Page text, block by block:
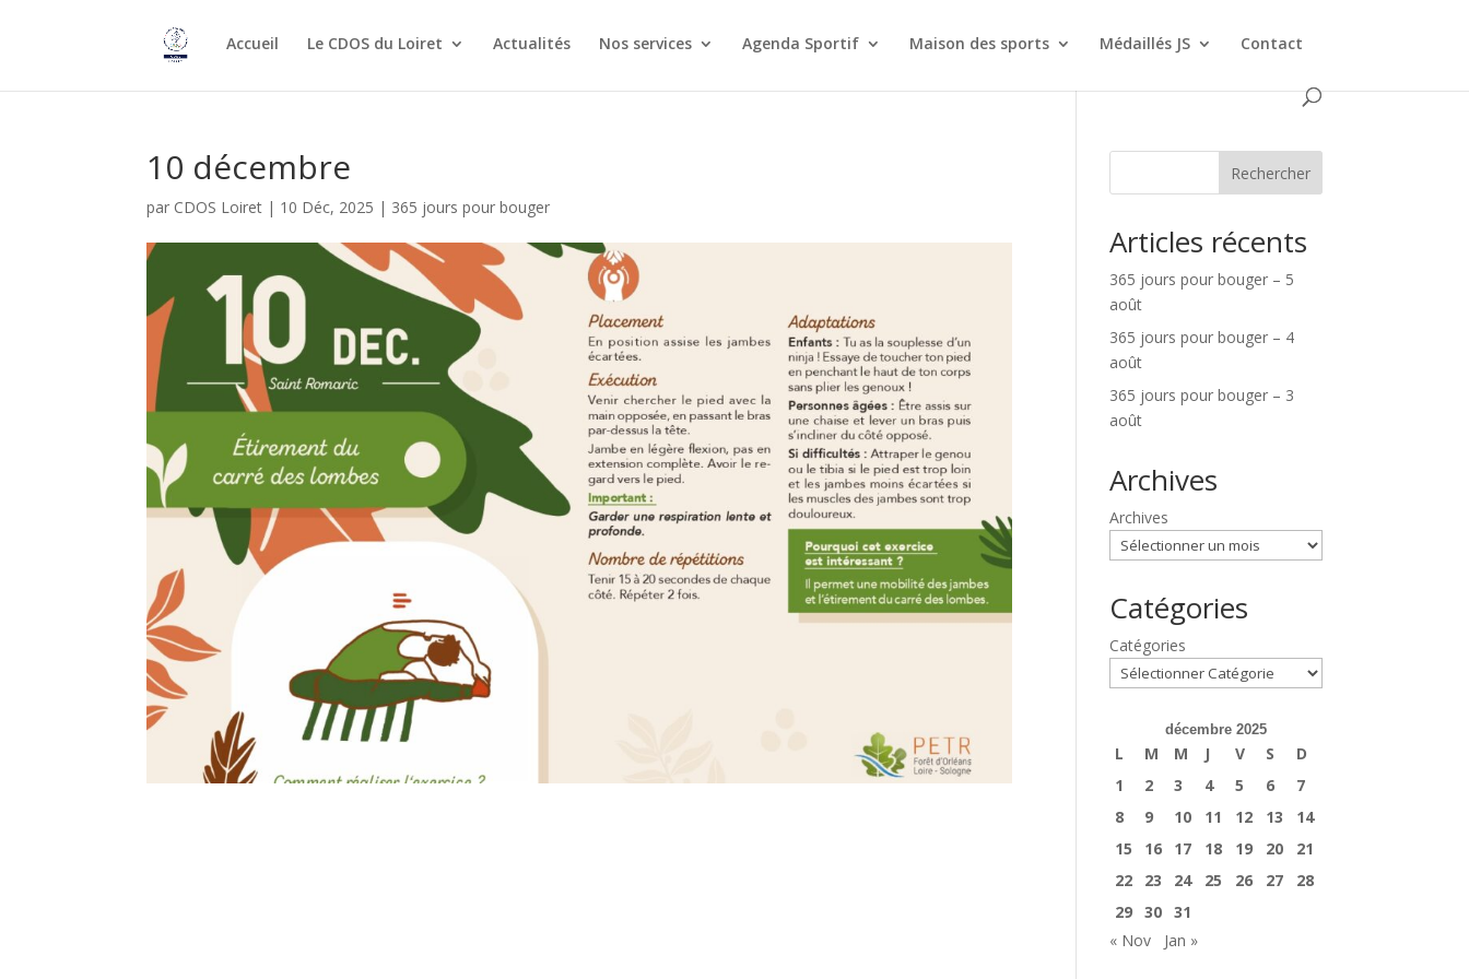
Accueil Le CDOS du Loiret Actualités Nos services Agenda Sportif Maison des sports Médaillés JS Contact
10 décembre
par CDOS Loiret | 10 Déc, 2025 | 365 jours pour bouger
Rechercher
Articles récents
365 jours pour bouger – 5
août
365 jours pour bouger – 4
août
365 jours pour bouger – 3
août
Archives
Archives
Catégories
Catégories
décembre 2025
L M M J V S
D
1
2 3 4 5 6
7
8
9 10 11 12 13
14
15
16 17 18 19 20
21
22
23 24 25 26 27
28
29 30 31
« Nov
Jan »